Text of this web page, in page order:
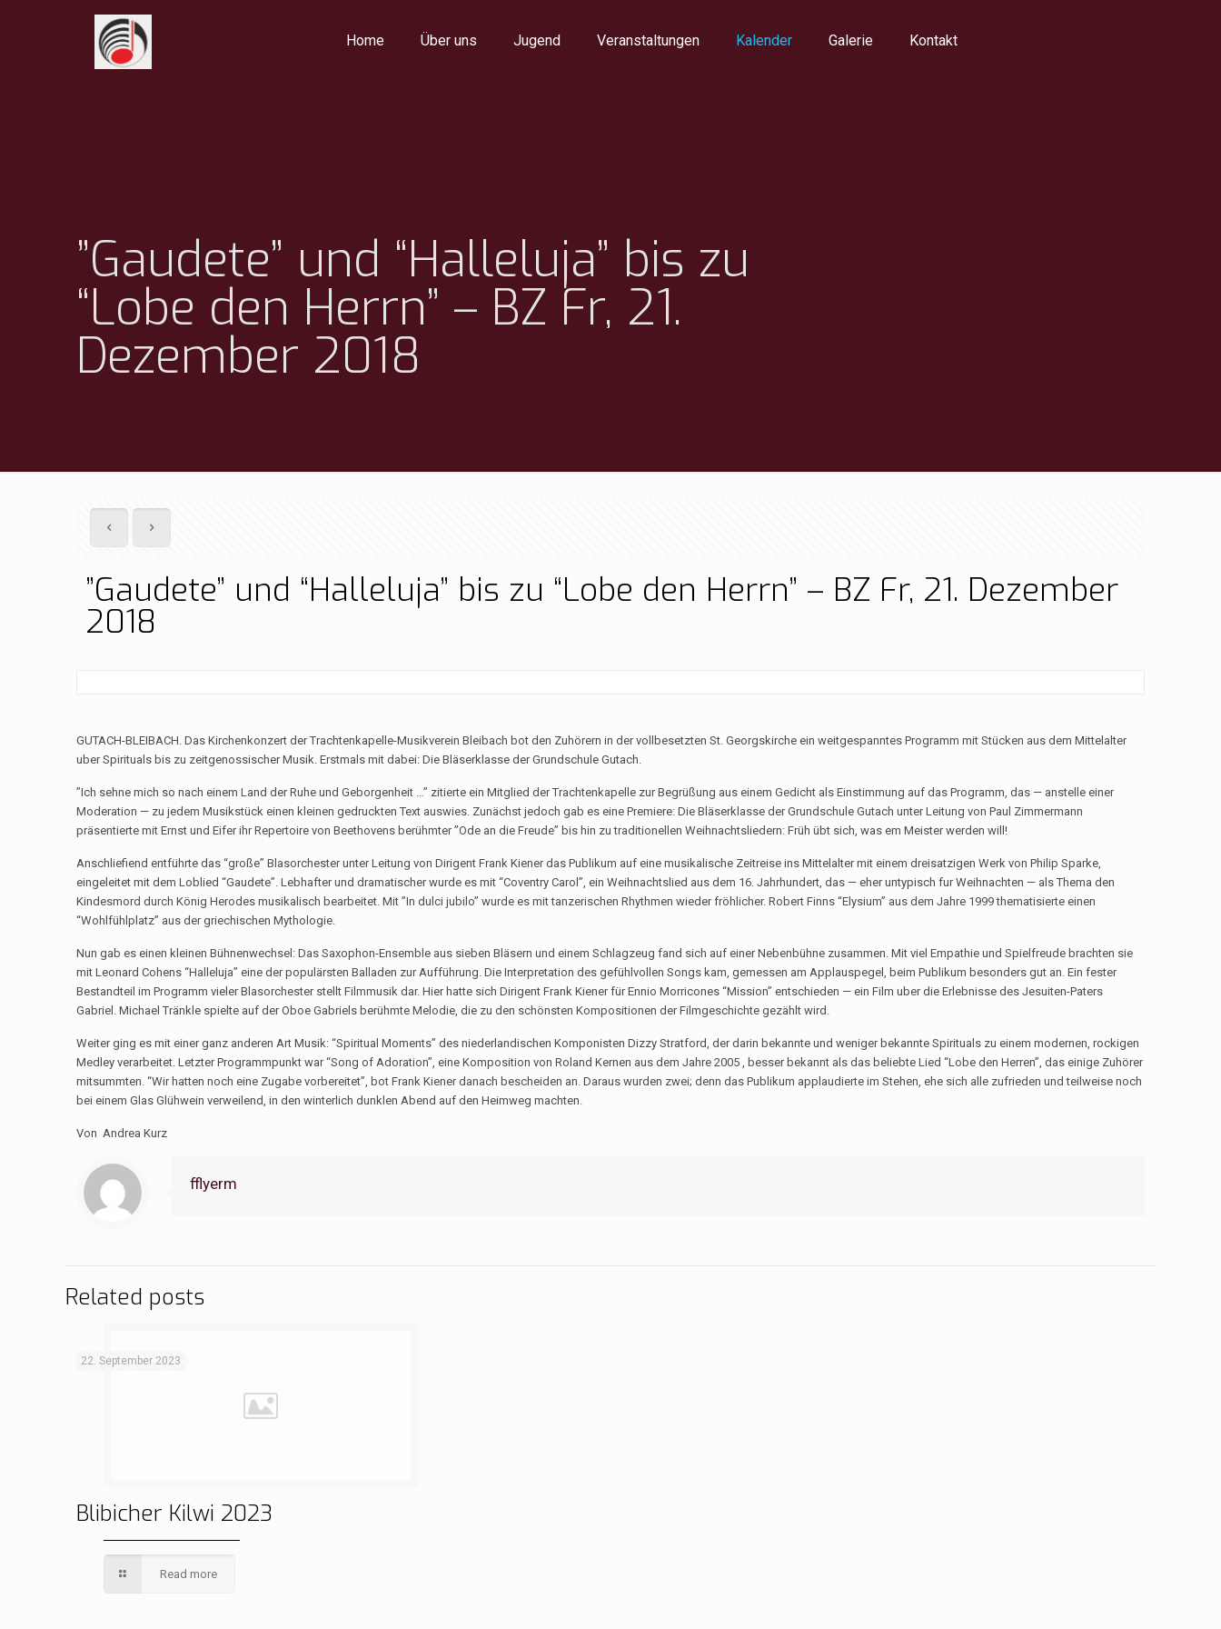
Home Über uns Jugend Veranstaltungen Kalender Galerie Kontakt
”Gaudete” und “Halleluja” bis zu
“Lobe den Herrn” – BZ Fr, 21.
Dezember 2018
”Gaudete” und “Halleluja” bis zu “Lobe den Herrn” – BZ Fr, 21. Dezember
2018
GUTACH-BLEIBACH. Das Kirchenkonzert der Trachtenkapelle-Musikverein Bleibach bot den Zuhörern in der vollbesetzten St. Georgskirche ein weitgespanntes Programm mit Stücken aus dem Mittelalter
uber Spirituals bis zu zeitgenossischer Musik. Erstmals mit dabei: Die Bläserklasse der Grundschule Gutach.
”Ich sehne mich so nach einem Land der Ruhe und Geborgenheit …” zitierte ein Mitglied der Trachtenkapelle zur Begrüßung aus einem Gedicht als Einstimmung auf das Programm, das — anstelle einer
Moderation — zu jedem Musikstück einen kleinen gedruckten Text auswies. Zunächst jedoch gab es eine Premiere: Die Bläserklasse der Grundschule Gutach unter Leitung von Paul Zimmermann
präsentierte mit Ernst und Eifer ihr Repertoire von Beethovens berühmter ”Ode an die Freude” bis hin zu traditionellen Weihnachtsliedern: Früh übt sich, was em Meister werden will!
Anschliefiend entführte das “große” Blasorchester unter Leitung von Dirigent Frank Kiener das Publikum auf eine musikalische Zeitreise ins Mittelalter mit einem dreisatzigen Werk von Philip Sparke,
eingeleitet mit dem Loblied “Gaudete”. Lebhafter und dramatischer wurde es mit “Coventry Carol”, ein Weihnachtslied aus dem 16. Jahrhundert, das — eher untypisch fur Weihnachten — als Thema den
Kindesmord durch König Herodes musikalisch bearbeitet. Mit ”In dulci jubilo” wurde es mit tanzerischen Rhythmen wieder fröhlicher. Robert Finns “Elysium” aus dem Jahre 1999 thematisierte einen
“Wohlfühlplatz” aus der griechischen Mythologie.
Nun gab es einen kleinen Bühnenwechsel: Das Saxophon-Ensemble aus sieben Bläsern und einem Schlagzeug fand sich auf einer Nebenbühne zusammen. Mit viel Empathie und Spielfreude brachten sie
mit Leonard Cohens “Halleluja” eine der populärsten Balladen zur Aufführung. Die Interpretation des gefühlvollen Songs kam, gemessen am Applauspegel, beim Publikum besonders gut an. Ein fester
Bestandteil im Programm vieler Blasorchester stellt Filmmusik dar. Hier hatte sich Dirigent Frank Kiener für Ennio Morricones “Mission” entschieden — ein Film uber die Erlebnisse des Jesuiten-Paters
Gabriel. Michael Tränkle spielte auf der Oboe Gabriels berühmte Melodie, die zu den schönsten Kompositionen der Filmgeschichte gezählt wird.
Weiter ging es mit einer ganz anderen Art Musik: “Spiritual Moments” des niederlandischen Komponisten Dizzy Stratford, der darin bekannte und weniger bekannte Spirituals zu einem modernen, rockigen
Medley verarbeitet. Letzter Programmpunkt war “Song of Adoration”, eine Komposition von Roland Kernen aus dem Jahre 2005 , besser bekannt als das beliebte Lied “Lobe den Herren”, das einige Zuhörer
mitsummten. “Wir hatten noch eine Zugabe vorbereitet”, bot Frank Kiener danach bescheiden an. Daraus wurden zwei; denn das Publikum applaudierte im Stehen, ehe sich alle zufrieden und teilweise noch
bei einem Glas Glühwein verweilend, in den winterlich dunklen Abend auf den Heimweg machten.
Von Andrea Kurz
fflyerm
Related posts
22. September 2023
Blibicher Kilwi 2023
Read more